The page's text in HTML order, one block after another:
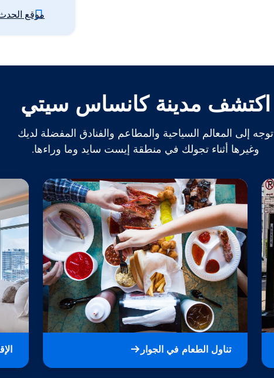
موقع
اكتشف مدينة كانساس سيتي
توجه إلى المعالم السياحية والمطاعم والفنادق المفضلة لديك
وغيرها أثناء تجولك في منطقة إيست سايد وما وراءها.
تناول الطعام في الجوار